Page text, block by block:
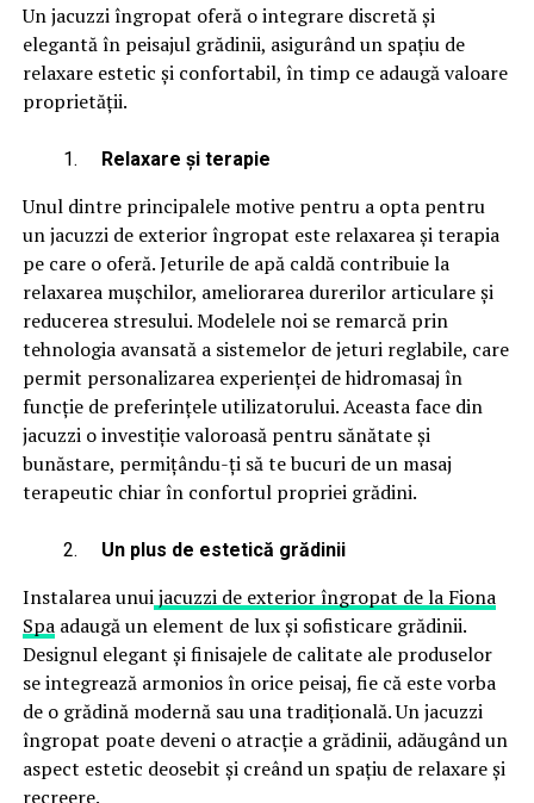
Un jacuzzi îngropat oferă o integrare discretă și
elegantă în peisajul grădinii, asigurând un spațiu de
relaxare estetic și confortabil, în timp ce adaugă valoare
proprietății.
Relaxare și terapie
Unul dintre principalele motive pentru a opta pentru
un jacuzzi de exterior îngropat este relaxarea și terapia
pe care o oferă. Jeturile de apă caldă contribuie la
relaxarea mușchilor, ameliorarea durerilor articulare și
reducerea stresului. Modelele noi se remarcă prin
tehnologia avansată a sistemelor de jeturi reglabile, care
permit personalizarea experienței de hidromasaj în
funcție de preferințele utilizatorului. Aceasta face din
jacuzzi o investiție valoroasă pentru sănătate și
bunăstare, permițându-ți să te bucuri de un masaj
terapeutic chiar în confortul propriei grădini.
Un plus de estetică grădinii
Instalarea unuijacuzzi de exterior îngropat de la Fiona
Spaadaugă un element de lux și sofisticare grădinii.
Designul elegant și finisajele de calitate ale produselor
se integrează armonios în orice peisaj, fie că este vorba
de o grădină modernă sau una tradițională. Un jacuzzi
îngropat poate deveni o atracție a grădinii, adăugând un
aspect estetic deosebit și creând un spațiu de relaxare și
recreere.